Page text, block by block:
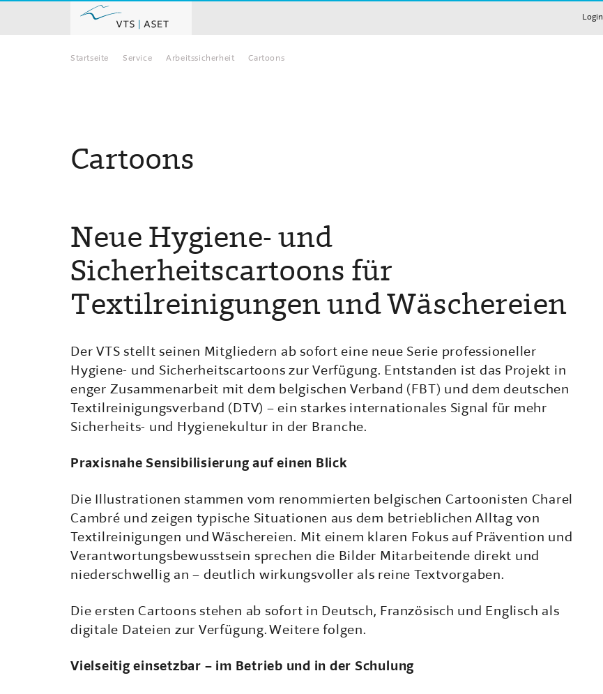
Home
Login
Startseite Service Arbeitssicherheit Cartoons
Cartoons
Neue Hygiene- und
Sicherheitscartoons für
Textilreinigungen und Wäschereien
Der VTS stellt seinen Mitgliedern ab sofort eine neue Serie professioneller
Hygiene- und Sicherheitscartoons zur Verfügung. Entstanden ist das Projekt in
enger Zusammenarbeit mit dem belgischen Verband (FBT) und dem deutschen
Textilreinigungsverband (DTV) – ein starkes internationales Signal für mehr
Sicherheits- und Hygienekultur in der Branche.
Praxisnahe Sensibilisierung auf einen Blick
Die Illustrationen stammen vom renommierten belgischen Cartoonisten Charel
Cambré und zeigen typische Situationen aus dem betrieblichen Alltag von
Textilreinigungen und Wäschereien. Mit einem klaren Fokus auf Prävention und
Verantwortungsbewusstsein sprechen die Bilder Mitarbeitende direkt und
niederschwellig an – deutlich wirkungsvoller als reine Textvorgaben.
Die ersten Cartoons stehen ab sofort in Deutsch, Französisch und Englisch als
digitale Dateien zur Verfügung. Weitere folgen.
Vielseitig einsetzbar – im Betrieb und in der Schulung